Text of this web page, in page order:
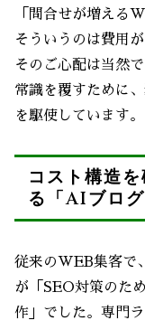
「問合せが増える
そういうのは費用
そのご心配は当然
常識を覆すために
を駆使しています。
コスト構造
る「AIブログ
従来のWEB集客で
が「SEO対策のた
作」でした。専門